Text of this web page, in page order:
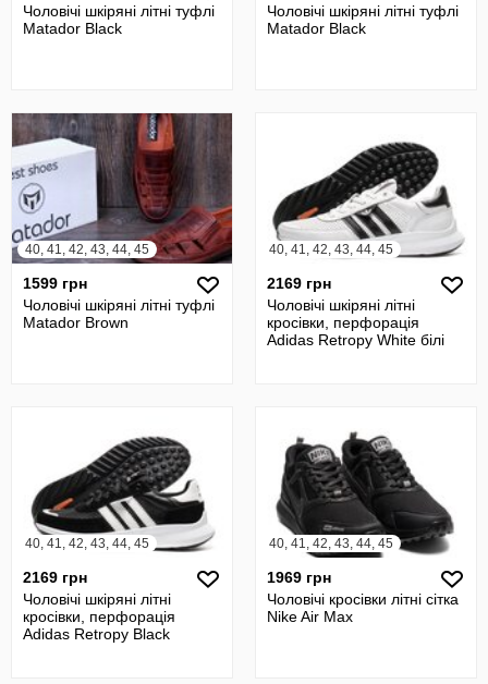
Чоловічі шкіряні літні туфлі
Matador Black
Чоловічі шкіряні літні туфлі
Matador Black
40, 41, 42, 43, 44, 45
1599 грн
Чоловічі шкіряні літні туфлі
Matador Brown
40, 41, 42, 43, 44, 45
2169 грн
Чоловічі шкіряні літні
кросівки, перфорація
Adidas Retropy White білі
40, 41, 42, 43, 44, 45
2169 грн
Чоловічі шкіряні літні
кросівки, перфорація
Adidas Retropy Black
40, 41, 42, 43, 44, 45
1969 грн
Чоловічі кросівки літні сітка
Nike Air Max